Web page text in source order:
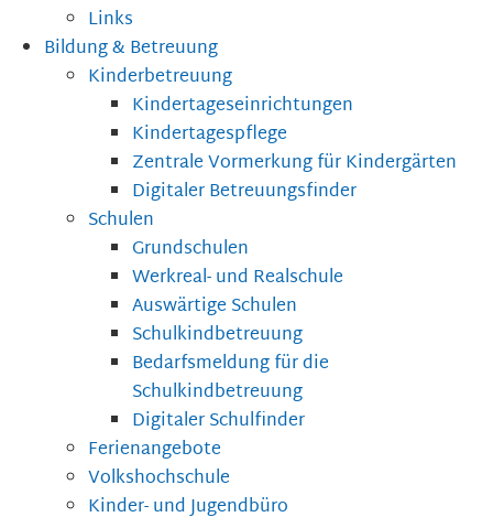
Links
Bildung & Betreuung
Kinderbetreuung
Kindertageseinrichtungen
Kindertagespflege
Zentrale Vormerkung für Kindergärten
Digitaler Betreuungsfinder
Schulen
Grundschulen
Werkreal- und Realschule
Auswärtige Schulen
Schulkindbetreuung
Bedarfsmeldung für die
Schulkindbetreuung
Digitaler Schulfinder
Ferienangebote
Volkshochschule
Kinder- und Jugendbüro